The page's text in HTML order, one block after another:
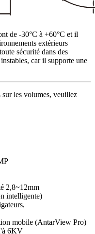
de -30°C à +60°C et il
extérieurs
sécurité dans des
car il supporte une
sur les volumes, veuillez
2,8~12mm
intelligente)
mobile (AntarView Pro)
6KV